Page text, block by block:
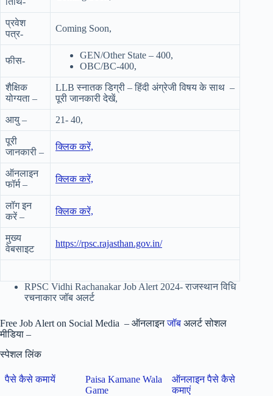
प्रवेश
पत्र-
Coming Soon,
फीस-
GEN/Other State – 400,
OBC/BC-400,
शैक्षिक
योग्यता –
LLB स्नातक डिग्री – हिंदी अंग्रेजी विषय के साथ –
पूरी जानकारी देखें,
आयु – 21- 40,
पूरी
जानकारी –
क्लिक करें,
ऑनलाइन
फॉर्म –
क्लिक करें,
लॉग इन
करें –
क्लिक करें,
मुख्य
वेबसाइट
https://rpsc.rajasthan.gov.in/
RPSC Vidhi Rachanakar Job Alert 2024- राजस्थान विधि
रचनाकार जॉब अलर्ट
Free Job Alert on Social Media – ऑनलाइनजॉब अलर्ट सोशल
मीडिया –
स्पेशल लिंक
पैसे कैसे कमायें
Paisa Kamane Wala
Game
ऑनलाइन पैसे कैसे
कमाएं